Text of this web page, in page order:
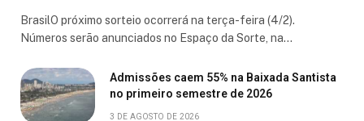
BrasilO próximo sorteio ocorrerá na terça-feira (4/2).
Números serão anunciados no Espaço da Sorte, na…
Admissões caem 55% na Baixada Santista
no primeiro semestre de 2026
3 DE AGOSTO DE 2026